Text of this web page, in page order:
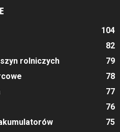
104
82
rolniczych
79
78
77
76
75